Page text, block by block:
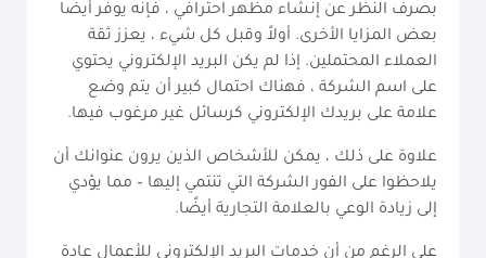
بصرف النظر عن إنشاء مظهر احترافي ، فإنه يوفر أيضًا
بعض المزايا الأخرى. أولاً وقبل كل شيء ، يعزز ثقة
العملاء المحتملين. إذا لم يكن البريد الإلكتروني يحتوي
على اسم الشركة ، فهناك احتمال كبير أن يتم وضع
علامة على بريدك الإلكتروني كرسائل غير مرغوب فيها.
علاوة على ذلك ، يمكن للأشخاص الذين يرون عنوانك أن
يلاحظوا على الفور الشركة التي تنتمي إليها – مما يؤدي
إلى زيادة الوعي بالعلامة التجارية أيضًا.
على الرغم من أن خدمات البريد الإلكتروني للأعمال عادة